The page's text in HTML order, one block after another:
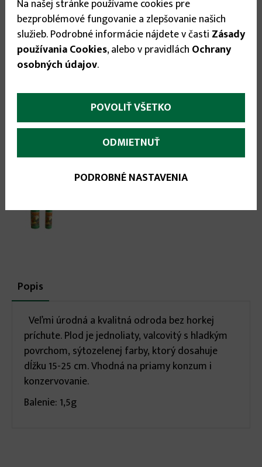


Odporúčané príslušenstvo:
More
infos
Popis
karta)
Veľmi úrodná a kvalitná odroda bez horkej
príchute. Plod je jednoliaty, valcovitý s hladkým
povrchom, sýtozelenej farby, ktorý dosahuje
dĺžku 15-25 cm. Vhodná na priamy konzum i
konzervovanie.
Balenie: 1,5g
Na našej stránke používame cookies pre
bezproblémové fungovanie a zlepšovanie našich
služieb. Podrobné informácie nájdete v časti Zásady
používania Cookies, alebo v pravidlách Ochrany
osobných údajov.
POVOLIŤ VŠETKO
ODMIETNUŤ
PODROBNÉ NASTAVENIA